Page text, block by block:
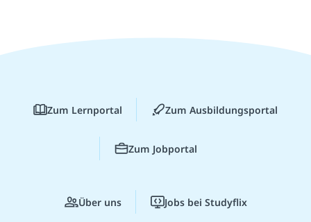
Zum Lernportal Zum Ausbildungsportal
Zum Jobportal
Über uns Jobs bei Studyflix